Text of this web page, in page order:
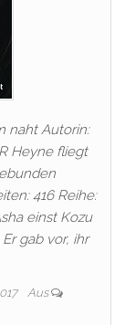
naht Autorin:
Heyne fliegt
416 Reihe:
einst Kozu
gab vor, ihr
Aus